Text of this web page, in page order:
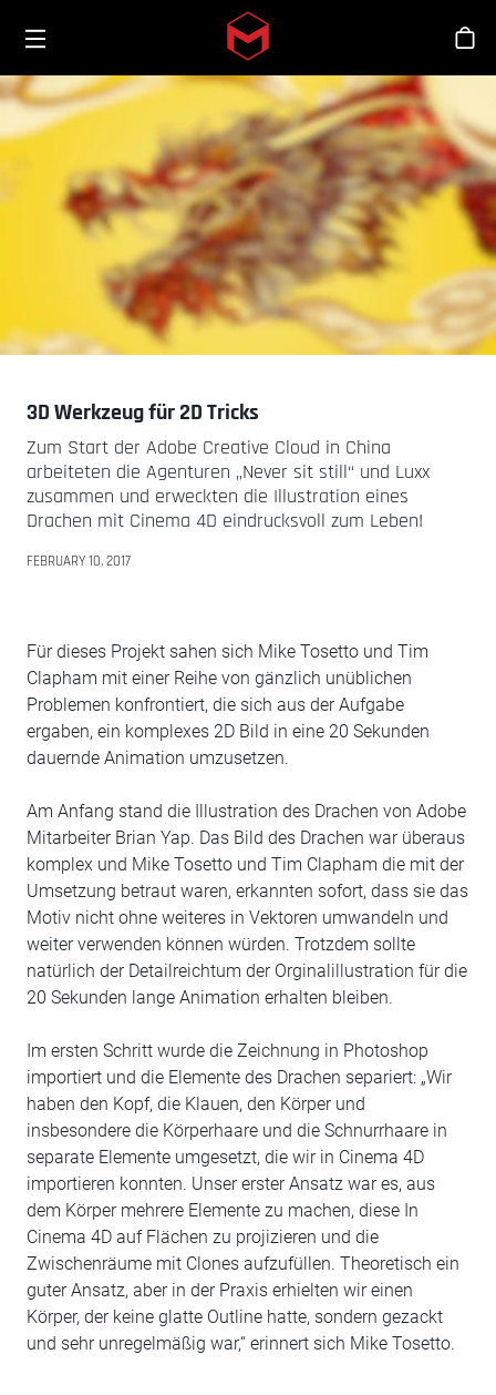
Skip to main content
3D Werkzeug für 2D Tricks
Zum Start der Adobe Creative Cloud in China
arbeiteten die Agenturen „Never sit still“ und Luxx
zusammen und erweckten die Illustration eines
Drachen mit Cinema 4D eindrucksvoll zum Leben!
FEBRUARY 10, 2017
Für dieses Projekt sahen sich Mike Tosetto und Tim
Clapham mit einer Reihe von gänzlich unüblichen
Problemen konfrontiert, die sich aus der Aufgabe
ergaben, ein komplexes 2D Bild in eine 20 Sekunden
dauernde Animation umzusetzen.
Am Anfang stand die Illustration des Drachen von Adobe
Mitarbeiter Brian Yap. Das Bild des Drachen war überaus
komplex und Mike Tosetto und Tim Clapham die mit der
Umsetzung betraut waren, erkannten sofort, dass sie das
Motiv nicht ohne weiteres in Vektoren umwandeln und
weiter verwenden können würden. Trotzdem sollte
natürlich der Detailreichtum der Orginalillustration für die
20 Sekunden lange Animation erhalten bleiben.
Im ersten Schritt wurde die Zeichnung in Photoshop
importiert und die Elemente des Drachen separiert: „Wir
haben den Kopf, die Klauen, den Körper und
insbesondere die Körperhaare und die Schnurrhaare in
separate Elemente umgesetzt, die wir in Cinema 4D
importieren konnten. Unser erster Ansatz war es, aus
dem Körper mehrere Elemente zu machen, diese In
Cinema 4D auf Flächen zu projizieren und die
Zwischenräume mit Clones aufzufüllen. Theoretisch ein
guter Ansatz, aber in der Praxis erhielten wir einen
Körper, der keine glatte Outline hatte, sondern gezackt
und sehr unregelmäßig war,“ erinnert sich Mike Tosetto.